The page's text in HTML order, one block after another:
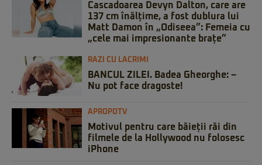
Cascadoarea Devyn Dalton, care are
137 cm înălțime, a fost dublura lui
Matt Damon în „Odiseea”: Femeia cu
„cele mai impresionante brațe”
RAZI CU LACRIMI
BANCUL ZILEI. Badea Gheorghe: –
Nu pot face dragoste!
APROPOTV
Motivul pentru care băieții răi din
filmele de la Hollywood nu folosesc
iPhone